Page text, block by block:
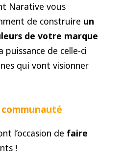
Narative vous
de construire un
de votre marque
de celle-ci
qui vont visionner
l’occasion de faire
!